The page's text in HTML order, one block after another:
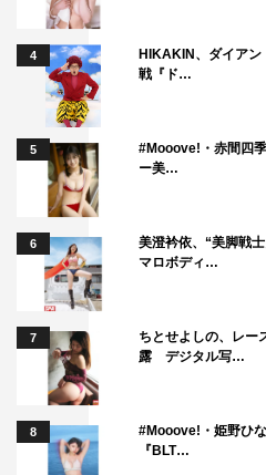
4
HIKAKIN、ダイアン
戦『ド…
5
#Mooove!・赤間四
ー美…
6
美澄衿依、“美脚戦
マロボディ…
7
ちとせよしの、レー
露 デジタル写…
8
#Mooove!・姫野ひ
『BLT…